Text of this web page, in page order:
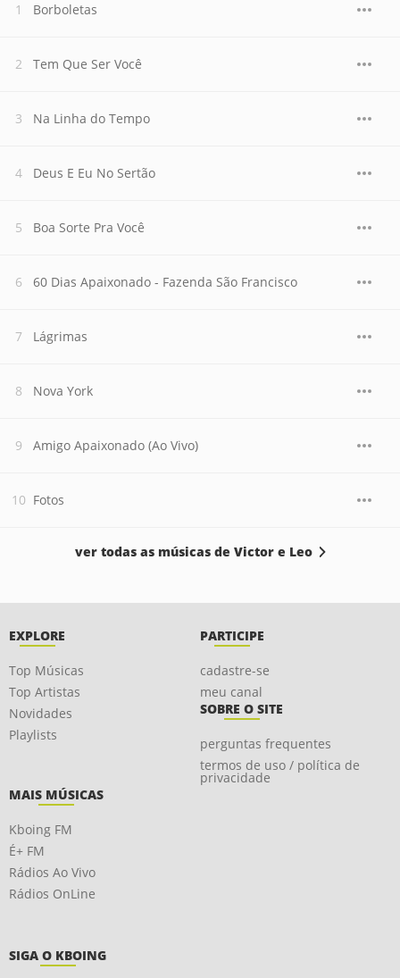
Borboletas
Tem Que Ser Você
Na Linha do Tempo
Deus E Eu No Sertão
Boa Sorte Pra Você
60 Dias Apaixonado - Fazenda São Francisco
Lágrimas
Nova York
Amigo Apaixonado (Ao Vivo)
Fotos
ver todas as músicas de Victor e Leo
EXPLORE
Top Músicas
Top Artistas
Novidades
Playlists
PARTICIPE
cadastre-se
meu canal
SOBRE O SITE
perguntas frequentes
termos de uso / política de
privacidade
MAIS MÚSICAS
Kboing FM
É+ FM
Rádios Ao Vivo
Rádios OnLine
SIGA O KBOING